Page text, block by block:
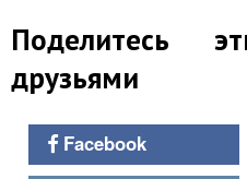
Поделитесь
друзьями
Facebook